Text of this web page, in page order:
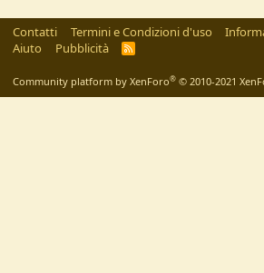
Contatti Termini e Condizioni d'uso
Aiuto
Pubblicità
R
Community platform by XenForo® © 2010-2021